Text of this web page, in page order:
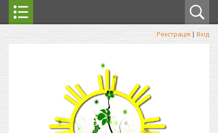
Реєстрація | Вхід